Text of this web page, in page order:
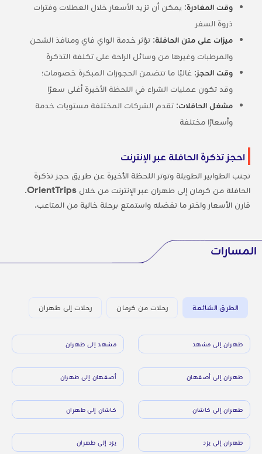
وقت المغادرة: يمكن أن تزيد الأسعار خلال العطلات وفترات
ذروة السفر
ميزات على متن الحافلة: تؤثر خدمة الواي فاي ومنافذ الشحن
والمرطبات وغيرها من وسائل الراحة على تكلفة التذكرة
وقت الحجز: غالبًا ما تتضمن الحجوزات المبكرة خصومات؛
وقد تكون عمليات الشراء في اللحظة الأخيرة أغلى سعرًا
مشغل الحافلات: تقدم الشركات المختلفة مستويات خدمة
وأسعارًا مختلفة
احجز تذكرة الحافلة عبر الإنترنت
تجنب الطوابير الطويلة وتوتر اللحظة الأخيرة عن طريق حجز تذكرة
الحافلة من كرمان إلى طهران عبر الإنترنت من خلال OrientTrips
.
قارن الأسعار واختر ما تفضله واستمتع برحلة خالية من المتاعب.
المسارات
الطرق الشائعة رحلات من كرمان رحلات إلى طهران
طهران إلى مشهد مشهد إلى طهران
طهران إلى أصفهان أصفهان إلى طهران
طهران إلى كاشان كاشان إلى طهران
طهران إلى يزد يزد إلى طهران